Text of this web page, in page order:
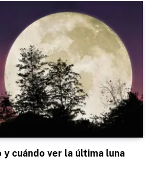
y cuándo ver la última luna